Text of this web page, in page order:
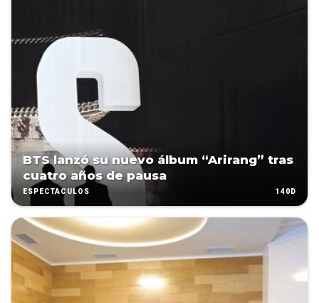
BTS lanzó su nuevo álbum “Arirang” tras
cuatro años de pausa
ESPECTÁCULOS 140D